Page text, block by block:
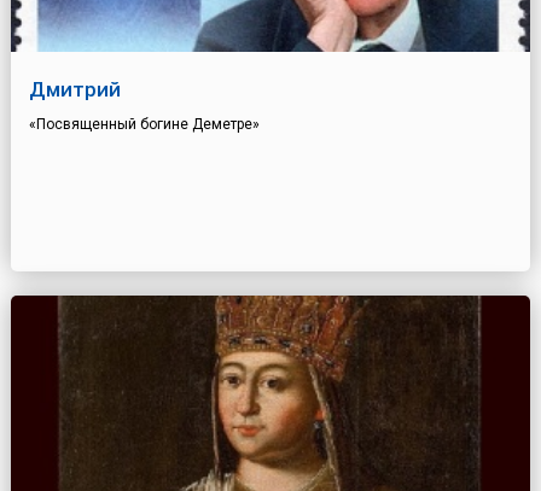
Дмитрий
«Посвященный богине Деметре»